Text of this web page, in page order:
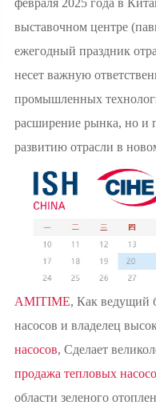
февраля 2025 года в
выставочном центре
ежегодный праздник
несет важную
промышленных
расширение рынка, но и
развитию отрасли в
AMITIME, Как ведущий
насосов и владелец
насосов, Сделает
продажа тепловых
области зеленого